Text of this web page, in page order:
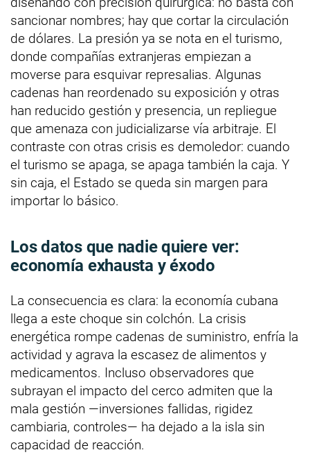
sancionar nombres; hay que cortar la circulación
de dólares. La presión ya se nota en el turismo,
donde compañías extranjeras empiezan a
moverse para esquivar represalias. Algunas
cadenas han reordenado su exposición y otras
han reducido gestión y presencia, un repliegue
que amenaza con judicializarse vía arbitraje. El
contraste con otras crisis es demoledor: cuando
el turismo se apaga, se apaga también la caja. Y
sin caja, el Estado se queda sin margen para
importar lo básico.
Los datos que nadie quiere ver:
economía exhausta y éxodo
La consecuencia es clara: la economía cubana
llega a este choque sin colchón. La crisis
energética rompe cadenas de suministro, enfría la
actividad y agrava la escasez de alimentos y
medicamentos. Incluso observadores que
subrayan el impacto del cerco admiten que la
mala gestión —inversiones fallidas, rigidez
cambiaria, controles— ha dejado a la isla sin
capacidad de reacción.